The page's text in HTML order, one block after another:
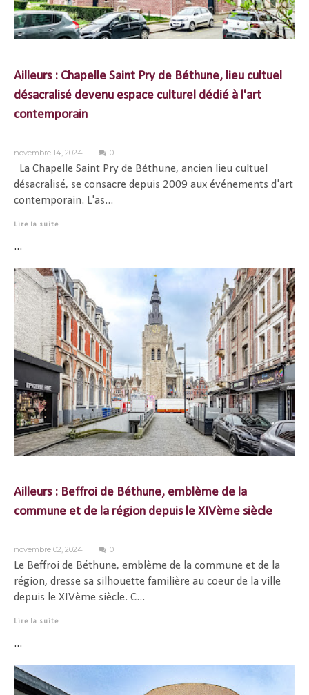
Ailleurs : Chapelle Saint Pry de Béthune, lieu cultuel
désacralisé devenu espace culturel dédié à l'art
contemporain
novembre 14, 2024 0
La Chapelle Saint Pry de Béthune, ancien lieu cultuel
désacralisé, se consacre depuis 2009 aux événements d'art
contemporain. L'as...
Lire la suite
...
Ailleurs : Beffroi de Béthune, emblème de la
commune et de la région depuis le XIVème siècle
novembre 02, 2024 0
Le Beffroi de Béthune, emblème de la commune et de la
région, dresse sa silhouette familière au coeur de la ville
depuis le XIVème siècle. C...
Lire la suite
...